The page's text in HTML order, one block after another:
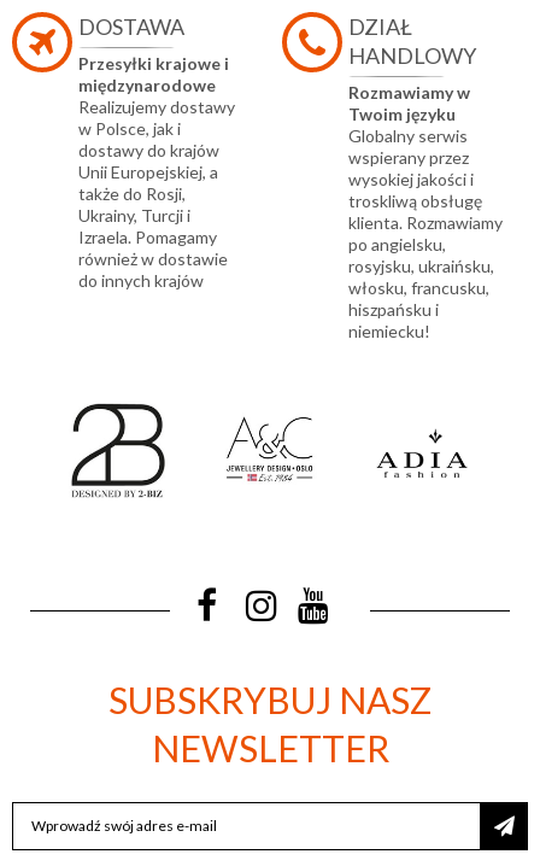
DOSTAWA
Przesyłki krajowe i
międzynarodowe
Realizujemy dostawy
w Polsce, jak i
dostawy do krajów
Unii Europejskiej, a
także do Rosji,
Ukrainy, Turcji i
Izraela. Pomagamy
również w dostawie
do innych krajów
DZIAŁ
HANDLOWY
Rozmawiamy w
Twoim języku
Globalny serwis
wspierany przez
wysokiej jakości i
troskliwą obsługę
klienta. Rozmawiamy
po angielsku,
rosyjsku, ukraińsku,
włosku, francusku,
hiszpańsku i
niemiecku!
SUBSKRYBUJ NASZ
NEWSLETTER
SUBSKRYBUJ